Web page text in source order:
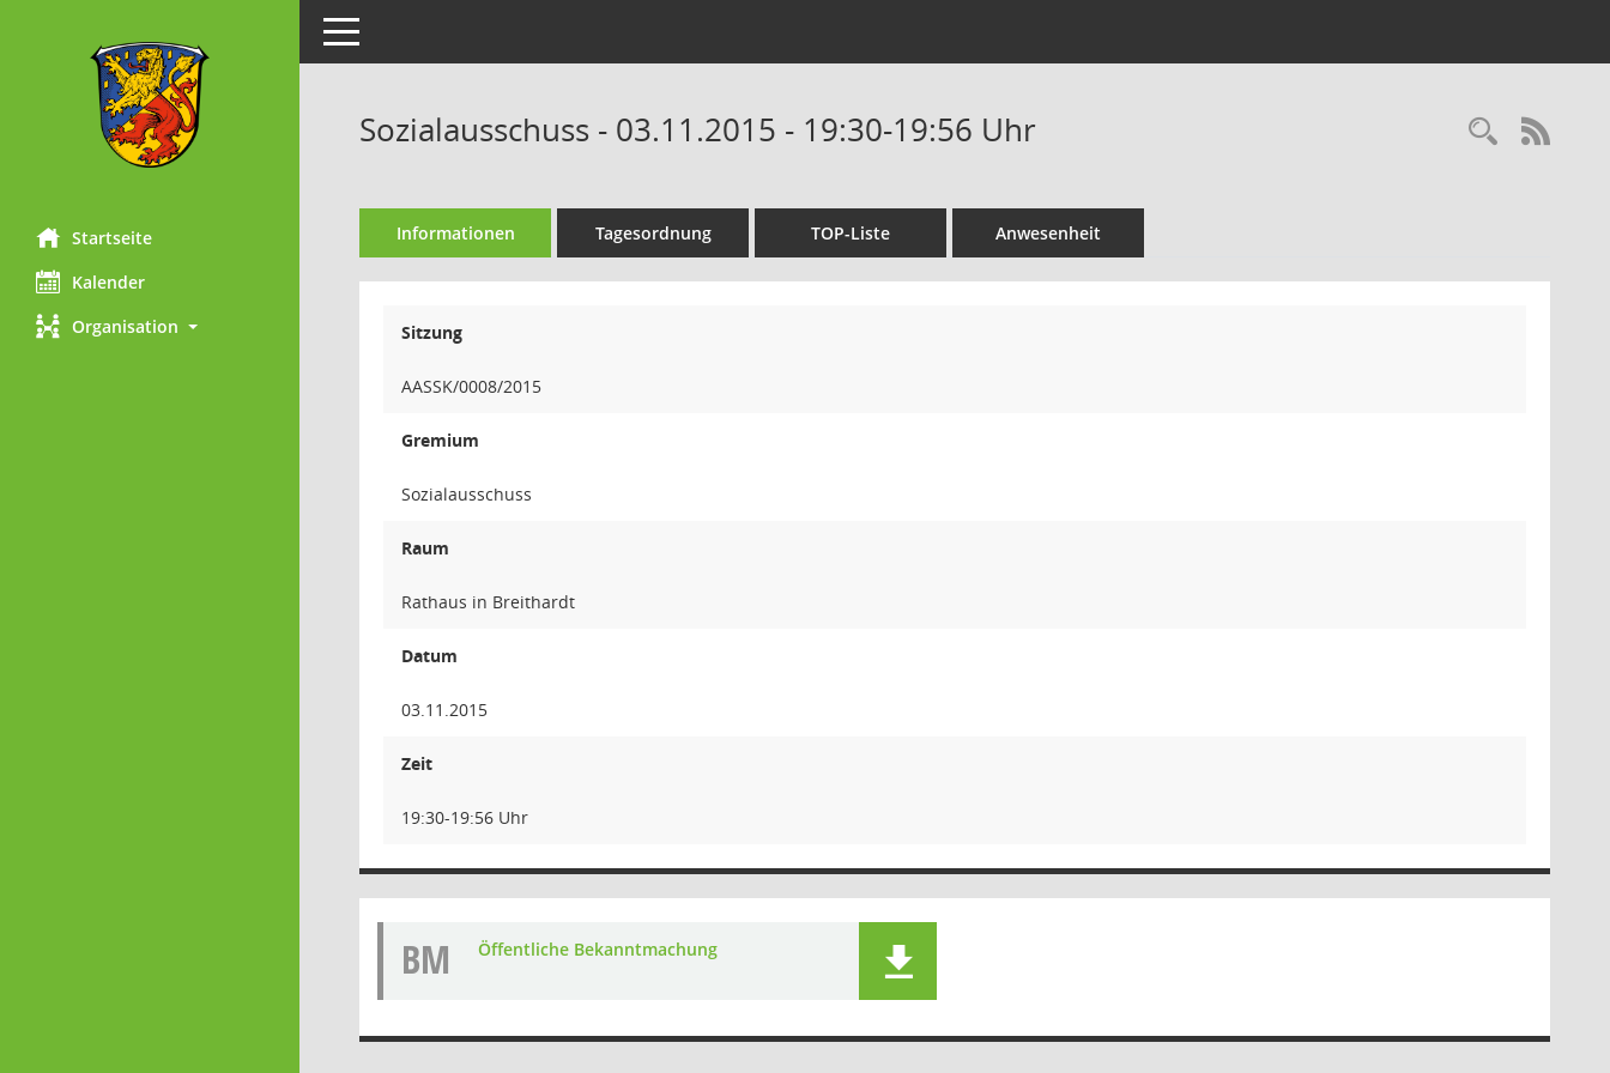
Startseite
Kalender
Organisation
Toggle navigation
Sozialausschuss - 03.11.2015 - 19:30-19:56 Uhr
Informationen Tagesordnung TOP-Liste Anwesenheit
Sitzung
AASSK/0008/2015
Gremium
Sozialausschuss
Raum
Rathaus in Breithardt
Datum
03.11.2015
Zeit
19:30-19:56 Uhr
BM Öffentliche Bekanntmachung